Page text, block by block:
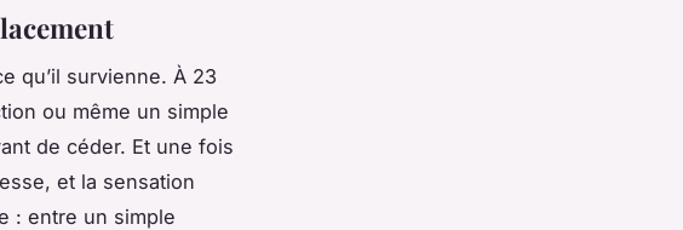
qu’il survienne. À 23
ou même un simple
de céder. Et une fois
et la sensation
: entre un simple